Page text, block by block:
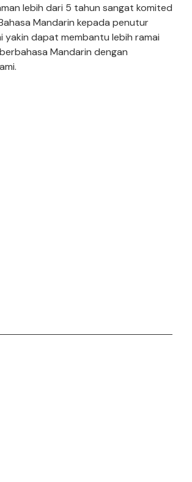
lebih dari 5 tahun sangat komited
Mandarin kepada penutur
yakin dapat membantu lebih ramai
Mandarin dengan